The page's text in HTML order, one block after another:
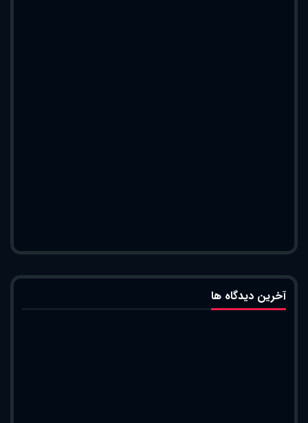
آخرین دیدگاه ها